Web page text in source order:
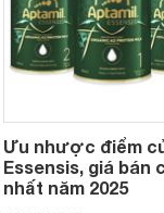
Ưu nhược điểm
Essensis, giá bán
nhất năm 2025